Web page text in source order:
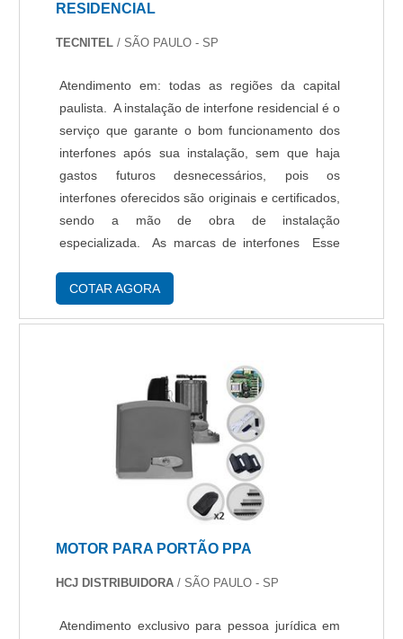
RESIDENCIAL
TECNITEL / SÃO PAULO - SP
Atendimento em: todas as regiões da capital
paulista. A instalação de interfone residencial é o
serviço que garante o bom funcionamento dos
interfones após sua instalação, sem que haja
gastos futuros desnecessários, pois os
interfones oferecidos são originais e certificados,
sendo a mão de obra de instalação
especializada. As marcas de interfones Esse
levar modernidade e comodidade aos
COTAR AGORA
MOTOR PARA PORTÃO PPA
HCJ DISTRIBUIDORA / SÃO PAULO - SP
Atendimento exclusivo para pessoa jurídica em